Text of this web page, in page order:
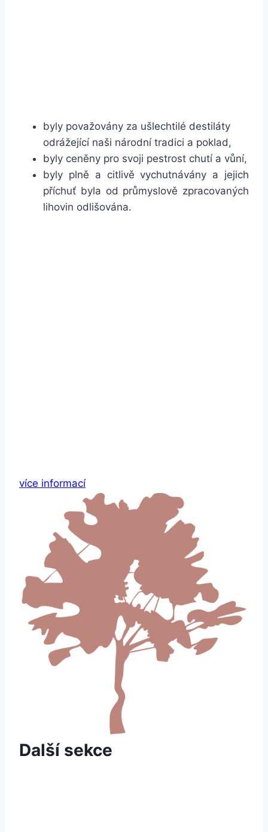
byly považovány za ušlechtilé destiláty
odrážející naši národní tradici a poklad,
byly ceněny pro svoji pestrost chutí a vůní,
byly plně a citlivě vychutnávány a jejich
příchuť byla od průmyslově zpracovaných
lihovin odlišována.
více informací
Další sekce